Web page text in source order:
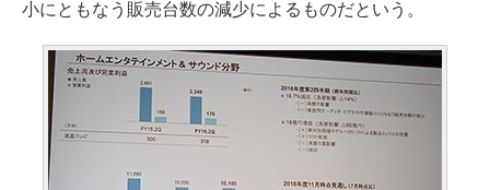
小にともなう販売台数の減少によるものだという。